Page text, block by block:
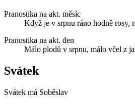
Pranostika na akt. měsíc
Když je v srpnu ráno hodně rosy,
Pranostika na akt. den
Málo plodů v srpnu, málo včel z
Svátek
Svátek má Soběslav